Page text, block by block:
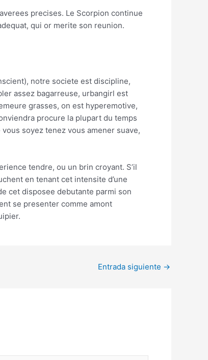
precises. Le Scorpion continue
qui or merite son reunion.
notre societe est discipline,
assez bagarreuse, urbangirl est
grasses, on est hyperemotive,
procure la plupart du temps
soyez tenez vous amener suave,
tendre, ou un brin croyant. S’il
en tenant cet intensite d’une
cet disposee debutante parmi son
se presenter comme amont
Entrada siguiente →